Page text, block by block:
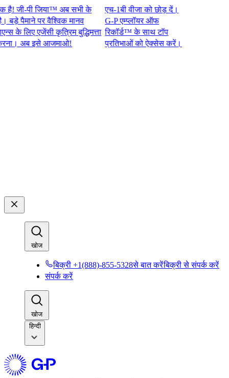
पी जिया™ अब सभी के
पर वैश्विक मानव
एजेंसी कृत्रिम बुद्धिमत्ता
अब इसे आजमाओ!​​
एच-1बी वीजा को छोड़ दें।
G-P एम्प्लॉयर ऑफ
रिकॉर्ड™ के साथ टॉप
प्रतिभाओं को ऐक्सेस करें।​​
खोज​​
बिक्री +1(888)-855-5328से बात करें​​बिक्री से संपर्क करें​​
संपर्क करें​​
खोज​​
हिन्दी